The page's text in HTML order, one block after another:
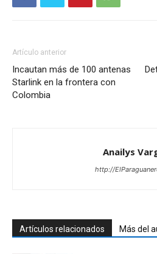
Artículo anterior
Incautan más de 100 antenas
Starlink en la frontera con
Colombia
Anailys
http://
Artículos relacionados Más del